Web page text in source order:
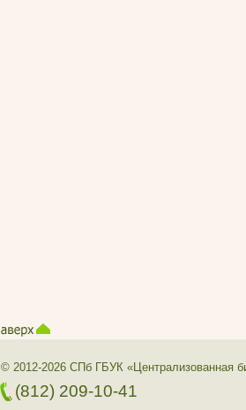
© 2012-2026 СПб ГБУК «Централизованная
(812) 209-10-41